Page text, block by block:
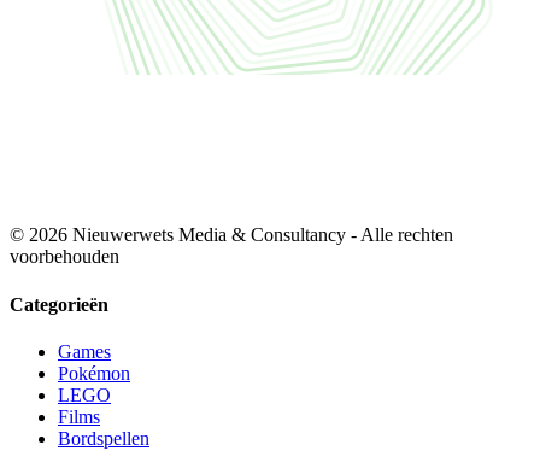
© 2026 Nieuwerwets Media & Consultancy - Alle rechten
voorbehouden
Categorieën
Games
Pokémon
LEGO
Films
Bordspellen